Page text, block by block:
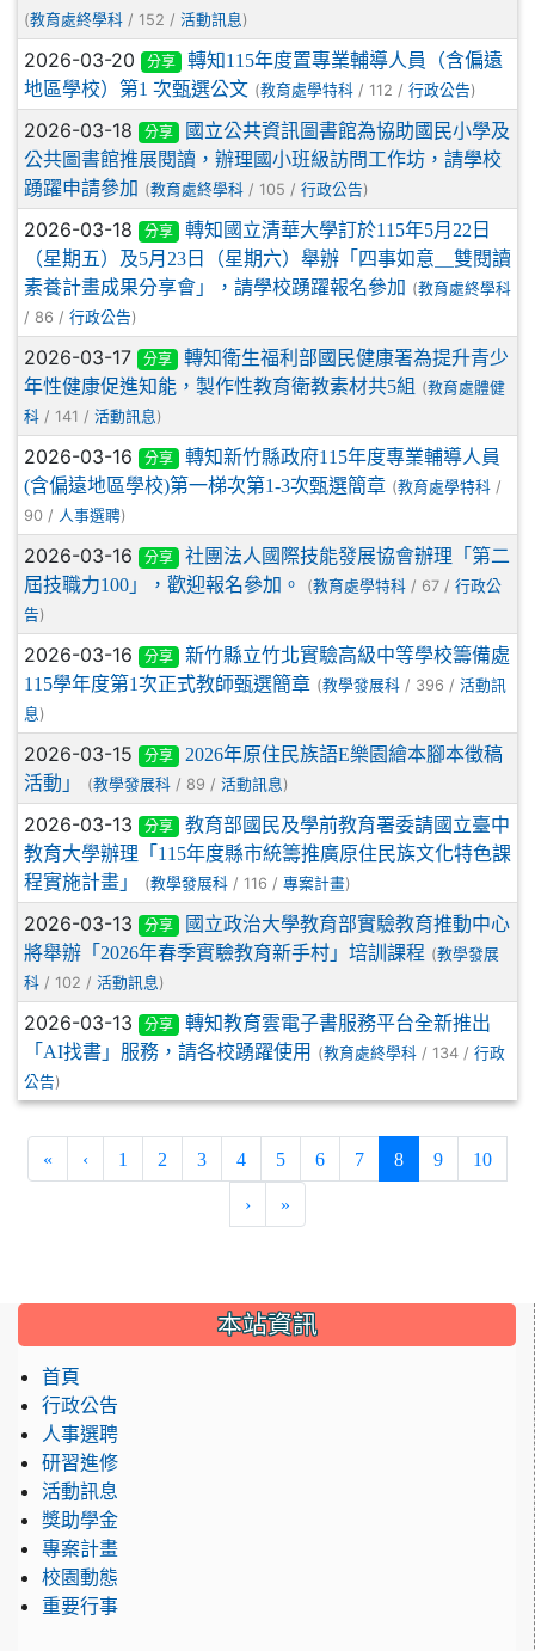
(教育處終學科 / 152 / 活動訊息 )
2026-03-20 分享
轉知115年度置專業輔導人員（含偏遠
地區學校）第1 次甄選公文 (教育處學特科 / 112 / 行政公告)
2026-03-18 分享
國立公共資訊圖書館為協助國民小學及
公共圖書館推展閱讀，辦理國小班級訪問工作坊，請學校
踴躍申請參加 (教育處終學科 / 105 / 行政公告)
2026-03-18 分享
轉知國立清華大學訂於115年5月22日
（星期五）及5月23日（星期六）舉辦「四事如意＿雙閱讀
素養計畫成果分享會」，請學校踴躍報名參加 (教育處終學科
/ 86 / 行政公告)
2026-03-17 分享
轉知衛生福利部國民健康署為提升青少
年性健康促進知能，製作性教育衛教素材共5組 (教育處體健
科 / 141 / 活動訊息 )
2026-03-16 分享
轉知新竹縣政府115年度專業輔導人員
(含偏遠地區學校)第一梯次第1-3次甄選簡章 (教育處學特科 /
90 / 人事選聘)
2026-03-16 分享
社團法人國際技能發展協會辦理「第二
屆技職力100」，歡迎報名參加。
(教育處學特科 / 67 / 行政公
告)
2026-03-16 分享
新竹縣立竹北實驗高級中等學校籌備處
115學年度第1次正式教師甄選簡章 (教學發展科 / 396 / 活動訊
息 )
2026-03-15 分享
2026年原住民族語E樂園繪本腳本徵稿
活動」
(教學發展科 / 89 / 活動訊息 )
2026-03-13 分享
教育部國民及學前教育署委請國立臺中
教育大學辦理「115年度縣市統籌推廣原住民族文化特色課
程實施計畫」
(教學發展科 / 116 / 專案計畫)
2026-03-13 分享
國立政治大學教育部實驗教育推動中心
將舉辦「2026年春季實驗教育新手村」培訓課程 (教學發展
科 / 102 / 活動訊息 )
2026-03-13 分享
轉知教育雲電子書服務平台全新推出
「AI找書」服務，請各校踴躍使用 (教育處終學科 / 134 / 行政
公告)
« ‹ 1 2 3 4 5 6 7 8(current)
9 10
› »
::: 本站資訊
首頁
行政公告
人事選聘
研習進修
活動訊息
獎助學金
專案計畫
校園動態
重要行事